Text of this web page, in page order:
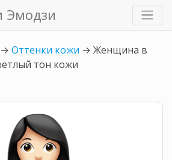
Эмодзи
→ Оттенки кожи → Женщина в
тон кожи